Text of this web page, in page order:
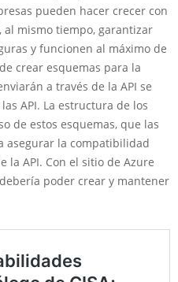
pueden hacer crecer con
al mismo tiempo, garantizar
y funcionen al máximo de
crear esquemas para la
a través de la API se
API. La estructura de los
de estos esquemas, que las
asegurar la compatibilidad
la API. Con el sitio de Azure
debería poder crear y mantener